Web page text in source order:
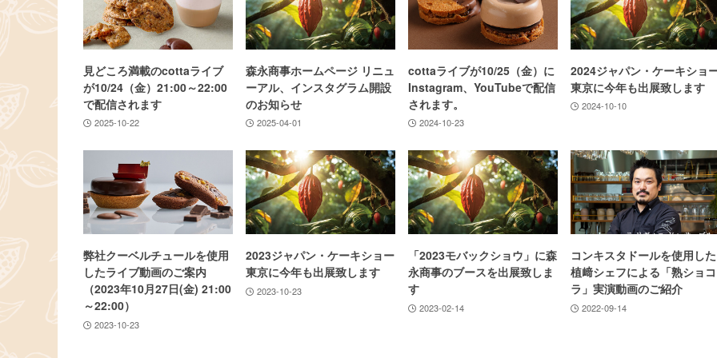
見どころ満載のcottaライブ
が10/24（金）21:00～22:00
で配信されます
2025-10-22
森永商事ホームページ リニュ
ーアル、インスタグラム開設
のお知らせ
2025-04-01
cottaライブが10/25（金）に
Instagram、YouTubeで配信
されます。
2024-10-23
2024ジャパン・ケーキショ
東京に今年も出展致します
2024-10-10
弊社クーベルチュールを使用
したライブ動画のご案内
（2023年10月27日(金) 21:00
～22:00）
2023-10-23
2023ジャパン・ケーキショー
東京に今年も出展致します
2023-10-23
「2023モバックショウ」に森
永商事のブースを出展致しま
す
2023-02-14
コンキスタドールを使用した
植﨑シェフによる「熟ショコ
ラ」実演動画のご紹介
2022-09-14